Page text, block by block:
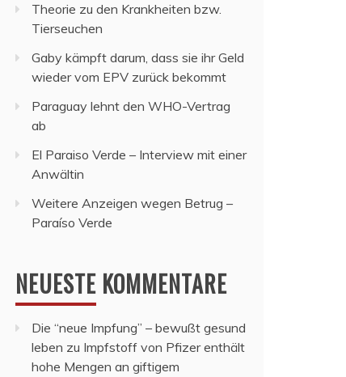
Theorie zu den Krankheiten bzw.
Tierseuchen
Gaby kämpft darum, dass sie ihr Geld
wieder vom EPV zurück bekommt
Paraguay lehnt den WHO-Vertrag
ab
El Paraiso Verde – Interview mit einer
Anwältin
Weitere Anzeigen wegen Betrug –
Paraíso Verde
NEUESTE KOMMENTARE
Die “neue Impfung” – bewußt gesund
leben zu Impfstoff von Pfizer enthält
hohe Mengen an giftigem